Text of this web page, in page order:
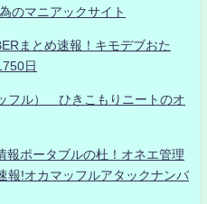
のマニアックサイト
まとめ速報！キモデブおた
日
フル） ひきこもりニートのオ
報ポータブルの杜！オネエ管理
報!オカマッフルアタックナンバ